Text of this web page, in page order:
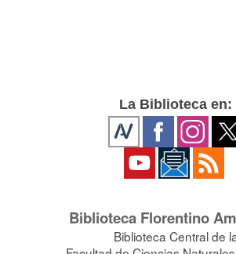
La Biblioteca en:
Biblioteca Florentino
Biblioteca Central de